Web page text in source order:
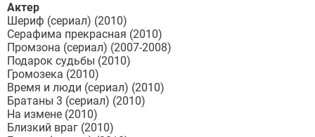
Актер
Шериф (сериал) (2010)
Серафима прекрасная (2010)
Промзона (сериал) (2007-2008)
Подарок судьбы (2010)
Громозека (2010)
Время и люди (сериал) (2010)
Братаны 3 (сериал) (2010)
На измене (2010)
Близкий враг (2010)